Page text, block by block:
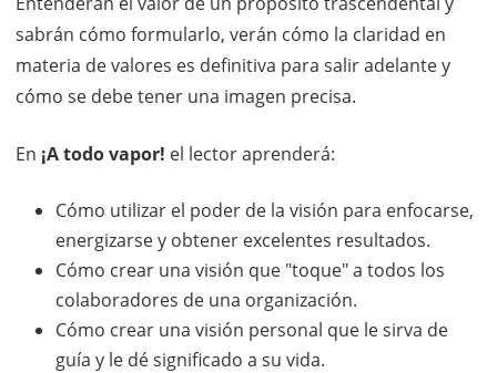
sabrán cómo formularlo, verán cómo la claridad en
materia de valores es definitiva para salir adelante y
cómo se debe tener una imagen precisa.
En ¡A todo vapor! el lector aprenderá:
Cómo utilizar el poder de la visión para enfocarse,
energizarse y obtener excelentes resultados.
Cómo crear una visión que "toque" a todos los
colaboradores de una organización.
Cómo crear una visión personal que le sirva de
guía y le dé significado a su vida.